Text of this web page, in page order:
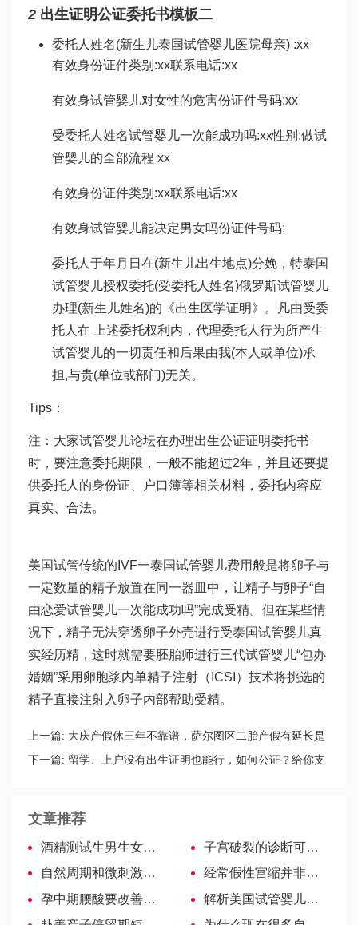
2 出生证明公证委托书模板二
委托人姓名(新生儿泰国试管婴儿医院母亲) :xx
有效身份证件类别:xx联系电话:xx
有效身试管婴儿对女性的危害份证件号码:xx
受委托人姓名试管婴儿一次能成功吗:xx性别:做试
管婴儿的全部流程 xx
有效身份证件类别:xx联系电话:xx
有效身试管婴儿能决定男女吗份证件号码:
委托人于年月日在(新生儿出生地点)分娩，特泰国
试管婴儿授权委托(受委托人姓名)俄罗斯试管婴儿
办理(新生儿姓名)的《出生医学证明》。凡由受委
托人在 上述委托权利内，代理委托人行为所产生
试管婴儿的一切责任和后果由我(本人或单位)承
担,与贵(单位或部门)无关。
Tips：
注：大家试管婴儿论坛在办理出生公证证明委托书
时，要注意委托期限，一般不能超过2年，并且还要提
供委托人的身份证、户口簿等相关材料，委托内容应
真实、合法。
美国试管传统的IVF一泰国试管婴儿费用般是将卵子与
一定数量的精子放置在同一器皿中，让精子与卵子“自
由恋爱试管婴儿一次能成功吗”完成受精。但在某些情
况下，精子无法穿透卵子外壳进行受泰国试管婴儿真
实经历精，这时就需要胚胎师进行三代试管婴儿“包办
婚姻”采用卵胞浆内单精子注射（ICSI）技术将挑选的
精子直接注射入卵子内部帮助受精。
上一篇: 大庆产假休三年不靠谱，萨尔图区二胎产假有延长是
真的
下一篇: 留学、上户没有出生证明也能行，如何公证？给你支
文章推荐
酒精测试生男生女有讲究，速度领取
子宫破裂的诊断可从两方面下手，超声+症状准确率更高
自然周期和微刺激方案区别解析，看看哪个适合你！
经常假性宫缩并非会早产，几率真没你想象的那么高！
孕中期腰酸要改善，4个小妙招让孕妇腰更舒服-吉尔吉斯斯坦试管婴儿
解析美国试管婴儿成功率高的三大诀窍！